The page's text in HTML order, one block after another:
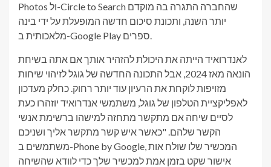
Photos ול-Circle to Search שהחברה התגרה בה מוקדם
יותר השנה, ותכונת סיכום חדשה המופעלת על ידי בינה
מלאכותית ב-Google Play ספרים.
לאנדרואיד הייתה את היכולת להזהיר אותך אם אתה בשיחת
הונאה מאז 2024, אבל התכונה החדשה של גוגל לזיהוי שיחות
מזויפות לוקחת את הרעיון עוד יותר רחוק. כחלק מעדכון
לאפליקציית הטלפון של גוגל, משתמשי אנדרואיד יוזהרו כעת
לסיים שיחה אם מתקשר מתחזה למישהו ברשימת אנשי
הקשר שלהם. "כאשר איש קשר מתקשר אליך ושניכם
משתמשים ב-Phone by Google, המכשיר שלו שולח אות
אישור שקט בזמן אמת למכשיר שלך כדי לוודא שהשיחה